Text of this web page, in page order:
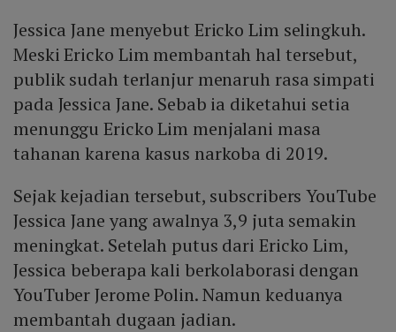
Jessica Jane menyebut Ericko Lim selingkuh.
Meski Ericko Lim membantah hal tersebut,
publik sudah terlanjur menaruh rasa simpati
pada Jessica Jane. Sebab ia diketahui setia
menunggu Ericko Lim menjalani masa
tahanan karena kasus narkoba di 2019.
Sejak kejadian tersebut, subscribers YouTube
Jessica Jane yang awalnya 3,9 juta semakin
meningkat. Setelah putus dari Ericko Lim,
Jessica beberapa kali berkolaborasi dengan
YouTuber Jerome Polin. Namun keduanya
membantah dugaan jadian.